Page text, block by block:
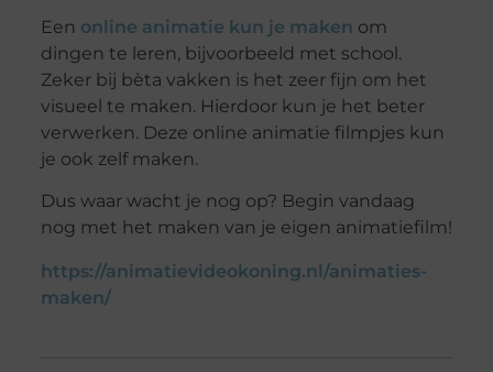
Een online animatie kun je maken om
dingen te leren, bijvoorbeeld met school.
Zeker bij bèta vakken is het zeer fijn om het
visueel te maken. Hierdoor kun je het beter
verwerken. Deze online animatie filmpjes kun
je ook zelf maken.
Dus waar wacht je nog op? Begin vandaag
nog met het maken van je eigen animatiefilm!
https://animatievideokoning.nl/animaties-
maken/